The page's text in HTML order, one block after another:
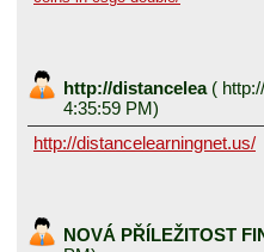
http://distancelea (
4:35:59 PM)
http://distancelearningnet.us/
NOVÁ PŘÍLEŽITOST